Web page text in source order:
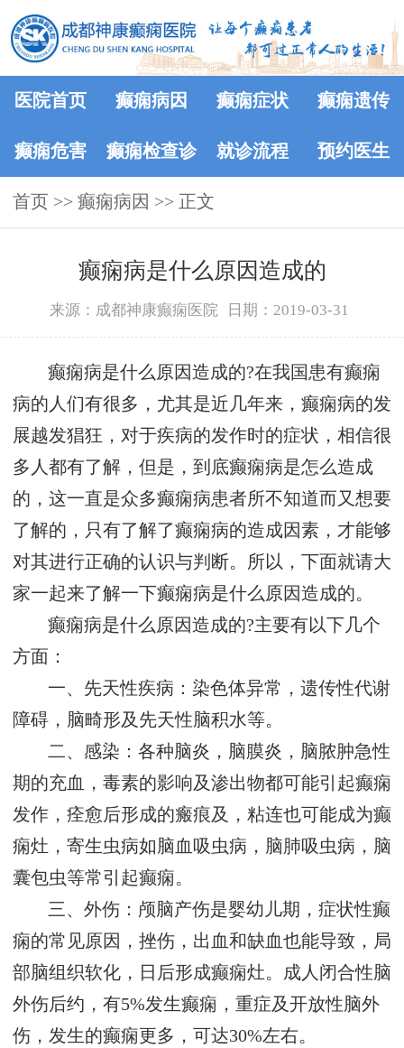
医院首页 癫痫病因 癫痫症状 癫痫遗传
癫痫危害 癫痫检查诊
断
就诊流程 预约医生
首页 >> 癫痫病因 >> 正文
癫痫病是什么原因造成的
来源：成都神康癫痫医院 日期：2019-03-31
癫痫病是什么原因造成的?在我国患有癫痫
病的人们有很多，尤其是近几年来，癫痫病的发
展越发猖狂，对于疾病的发作时的症状，相信很
多人都有了解，但是，到底癫痫病是怎么造成
的，这一直是众多癫痫病患者所不知道而又想要
了解的，只有了解了癫痫病的造成因素，才能够
对其进行正确的认识与判断。所以，下面就请大
家一起来了解一下癫痫病是什么原因造成的。
癫痫病是什么原因造成的?主要有以下几个
方面：
一、先天性疾病：染色体异常，遗传性代谢
障碍，脑畸形及先天性脑积水等。
二、感染：各种脑炎，脑膜炎，脑脓肿急性
期的充血，毒素的影响及渗出物都可能引起癫痫
发作，痊愈后形成的瘢痕及，粘连也可能成为癫
痫灶，寄生虫病如脑血吸虫病，脑肺吸虫病，脑
囊包虫等常引起癫痫。
三、外伤：颅脑产伤是婴幼儿期，症状性癫
痫的常见原因，挫伤，出血和缺血也能导致，局
部脑组织软化，日后形成癫痫灶。成人闭合性脑
外伤后约，有5%发生癫痫，重症及开放性脑外
伤，发生的癫痫更多，可达30%左右。